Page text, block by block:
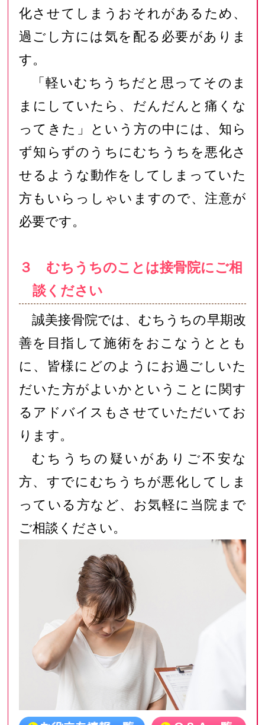
化させてしまうおそれがあるため、
過ごし方には気を配る必要がありま
す。
「軽いむちうちだと思ってそのま
まにしていたら、だんだんと痛くな
ってきた」という方の中には、知ら
ず知らずのうちにむちうちを悪化さ
せるような動作をしてしまっていた
方もいらっしゃいますので、注意が
必要です。
３ むちうちのことは接骨院にご相
談ください
誠美接骨院では、むちうちの早期改
善を目指して施術をおこなうととも
に、皆様にどのようにお過ごしいた
だいた方がよいかということに関す
るアドバイスもさせていただいてお
ります。
むちうちの疑いがありご不安な
方、すでにむちうちが悪化してしま
っている方など、お気軽に当院まで
ご相談ください。